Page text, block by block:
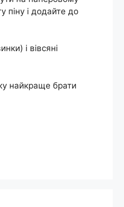
піну і додайте до
і вівсяні
найкраще брати